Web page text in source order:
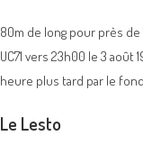
80m de long pour près de
UC71 vers 23h00 le 3 août
heure plus tard par le
Le Lesto